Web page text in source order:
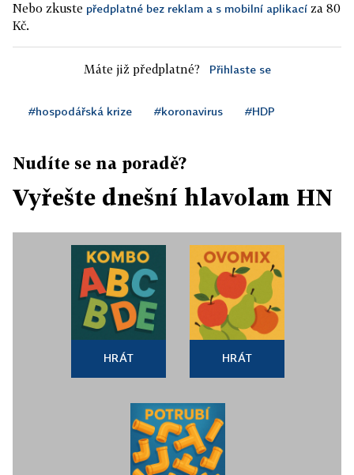
Nebo zkuste předplatné bez reklam a s mobilní aplikací za 80
Kč.
Máte již předplatné? Přihlaste se
#hospodářská krize #koronavirus #HDP
Nudíte se na poradě?
Vyřešte dnešní hlavolam HN
HRÁT HRÁT